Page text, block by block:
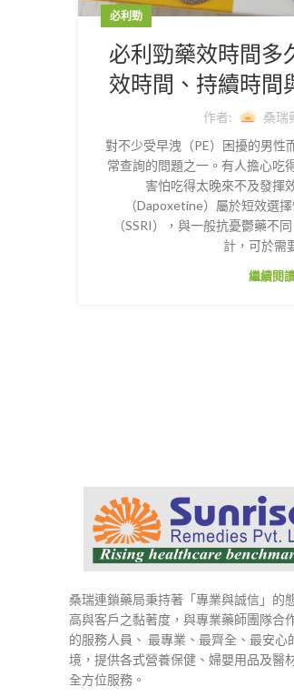
必利勁
必利勁藥效時間多
效時間、持續時間
作者:
桑瑞
對不少受早洩（PE）困擾的男性
常查詢的問題之一。有人擔心吃
害怕吃得太晚來不及發揮
（Dapoxetine）屬於短效選
（SSRI），與一般抗憂鬱藥不
計，可於需
繼續閱
桑瑞連鎖藥局秉持著「專業與誠信」的
高與客戶之黏著度，與專業藥師團隊合
的服務人員、 最專業、最齊全、最安心
境，提供各式營養保健、婦嬰用品及醫
全方位服務。